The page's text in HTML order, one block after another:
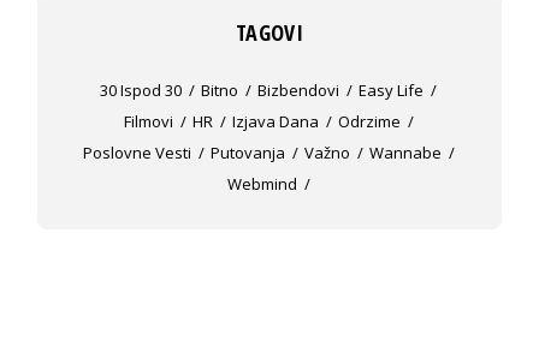
TAGOVI
30 Ispod 30 Bitno Bizbendovi
Easy Life
Filmovi
HR Izjava Dana
Odrzime
Poslovne Vesti
Putovanja Važno
Wannabe
Webmind